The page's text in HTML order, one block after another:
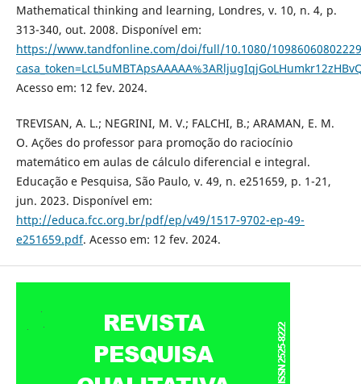
Mathematical thinking and learning, Londres, v. 10, n. 4, p.
313-340, out. 2008. Disponível em:
https://www.tandfonline.com/doi/full/10.1080/
Acesso em: 12 fev. 2024.
TREVISAN, A. L.; NEGRINI, M. V.; FALCHI, B.; ARAMAN, E. M.
O. Ações do professor para promoção do raciocínio
matemático em aulas de cálculo diferencial e integral.
Educação e Pesquisa, São Paulo, v. 49, n. e251659, p. 1-21,
jun. 2023. Disponível em:
http://educa.fcc.org.br/pdf/ep/v49/1517-9702-ep-49-
e251659.pdf. Acesso em: 12 fev. 2024.